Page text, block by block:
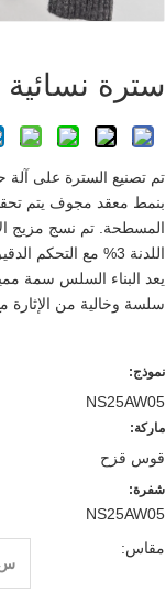
سترة
بنمط معقد مجوف يتم
اللدنة 3% مع
يعد البناء السلس سمة
سلسة وخالية من
نموذج:
NS25AW05
ماركة:
قوس قزح
شفرة:
NS25AW05
مقاس: